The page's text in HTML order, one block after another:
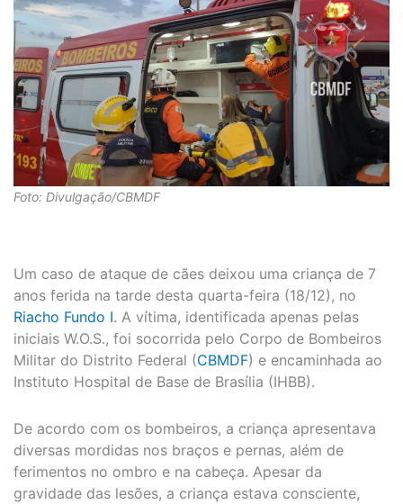
Foto: Divulgação/CBMDF
Um caso de ataque de cães deixou uma criança de 7
anos ferida na tarde desta quarta-feira (18/12), no
Riacho Fundo I. A vítima, identificada apenas pelas
iniciais W.O.S., foi socorrida pelo Corpo de Bombeiros
Militar do Distrito Federal (CBMDF) e encaminhada ao
Instituto Hospital de Base de Brasília (IHBB).
De acordo com os bombeiros, a criança apresentava
diversas mordidas nos braços e pernas, além de
ferimentos no ombro e na cabeça. Apesar da
gravidade das lesões, a criança estava consciente,